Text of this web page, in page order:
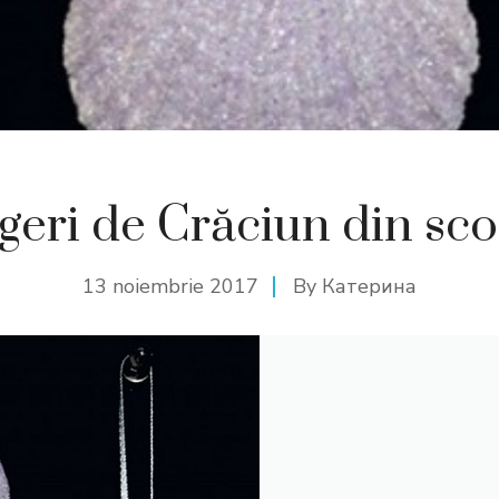
de Crăciun din
13 noiembrie 2017 By Катерина